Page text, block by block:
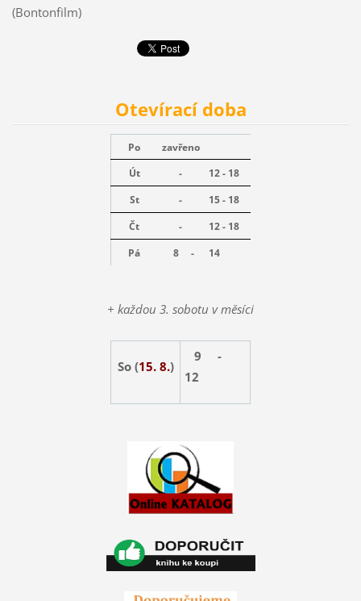
(Bontonfilm)
Otevírací doba
Po
zavřeno
Út
-
12 - 18
St
-
15 - 18
Čt
-
12 - 18
Pá
8 - 14
+ každou 3. sobotu v měsíci
So (15. 8.)
9 -
12